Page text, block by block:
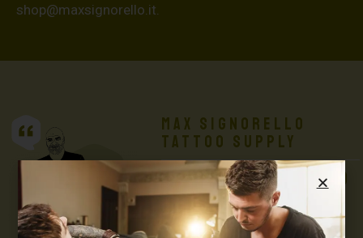
shop@maxsignorello.it
Max Signorello
Tattoo Supply
TUTTO PER IL TUO
TATTOO STUDIO